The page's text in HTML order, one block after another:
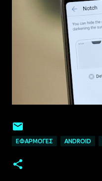
ΕΦΑΡΜΟΓΈΣ ANDROID